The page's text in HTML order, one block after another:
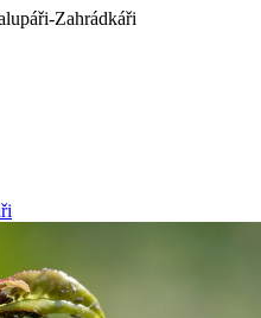
Zahrádkáři